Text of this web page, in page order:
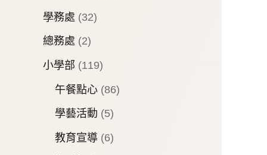
學務處 (32)
總務處 (2)
小學部 (119)
午餐點心 (86)
學藝活動 (5)
教育宣導 (6)